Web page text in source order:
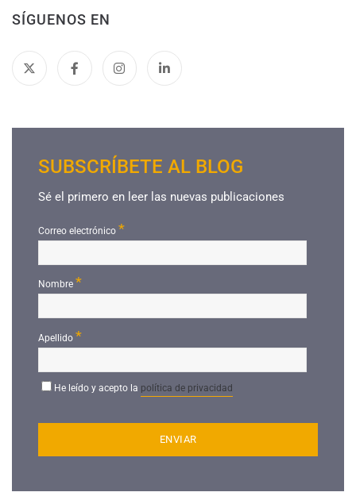
SÍGUENOS EN
SUBSCRÍBETE AL BLOG
Sé el primero en leer las nuevas publicaciones
Correo electrónico*
Nombre *
Apellido*
He leído y acepto la política de privacidad